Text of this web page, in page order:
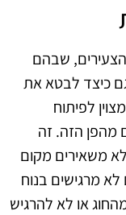
שבהם
כיצד לבטא את
לפיתוח
מהפן הזה. זה
משאירים מקום
לא מרגישים בנוח
או לא להרגיש